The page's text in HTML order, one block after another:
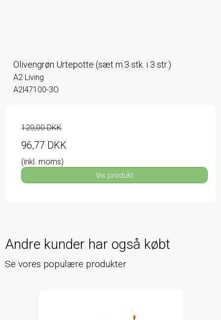
Olivengrøn Urtepotte (sæt m.3 stk. i 3 str.)
A2 Living
A2l47100-3O
120,00 DKK
96,77 DKK
(inkl. moms)
Vis produkt
Andre kunder har også købt
Se vores populære produkter